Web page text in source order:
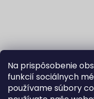
Na prispôsobenie
funkcií sociálnych
používame súbory